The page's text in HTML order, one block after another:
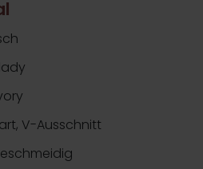
V-Ausschnitt